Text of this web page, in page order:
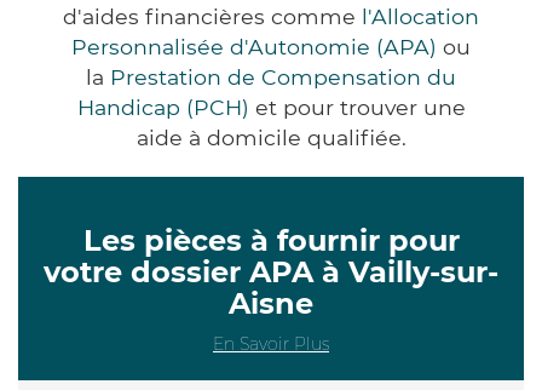
d'aides financières comme l'Allocation
Personnalisée d'Autonomie (APA) ou
la Prestation de Compensation du
Handicap (PCH) et pour trouver une
aide à domicile qualifiée.
Les pièces à fournir pour
votre dossier APA à Vailly-sur-
Aisne
En Savoir Plus